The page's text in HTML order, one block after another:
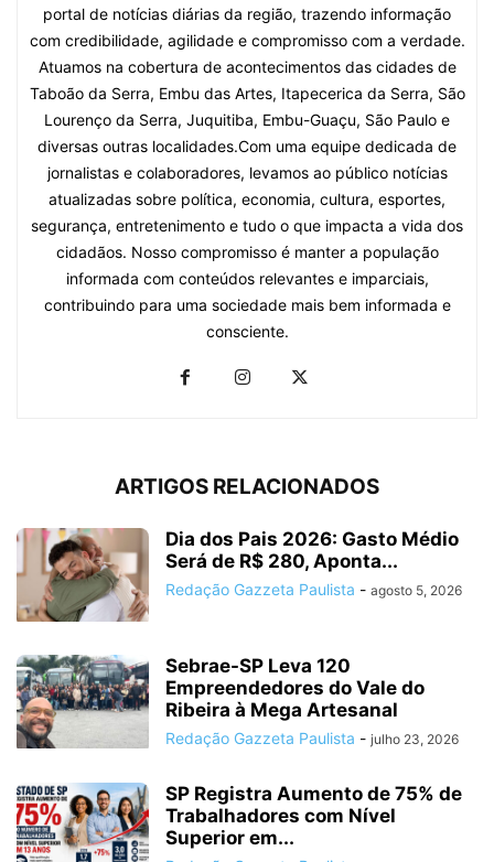
portal de notícias diárias da região, trazendo informação
com credibilidade, agilidade e compromisso com a verdade.
Atuamos na cobertura de acontecimentos das cidades de
Taboão da Serra, Embu das Artes, Itapecerica da Serra, São
Lourenço da Serra, Juquitiba, Embu-Guaçu, São Paulo e
diversas outras localidades.Com uma equipe dedicada de
jornalistas e colaboradores, levamos ao público notícias
atualizadas sobre política, economia, cultura, esportes,
segurança, entretenimento e tudo o que impacta a vida dos
cidadãos. Nosso compromisso é manter a população
informada com conteúdos relevantes e imparciais,
contribuindo para uma sociedade mais bem informada e
consciente.
ARTIGOS RELACIONADOS
Dia dos Pais 2026: Gasto Médio
Será de R$ 280, Aponta...
Redação Gazzeta Paulista - agosto 5, 2026
Sebrae-SP Leva 120
Empreendedores do Vale do
Ribeira à Mega Artesanal
Redação Gazzeta Paulista - julho 23, 2026
SP Registra Aumento de 75% de
Trabalhadores com Nível
Superior em...